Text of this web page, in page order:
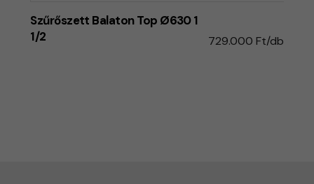
Szűrőszett Balaton Top Ø630 1
1/2
729.000 Ft/db